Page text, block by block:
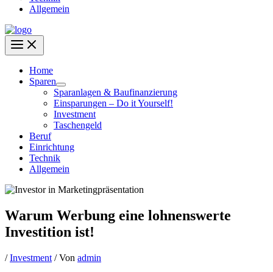
Allgemein
Home
Sparen
Sparanlagen & Baufinanzierung
Einsparungen – Do it Yourself!
Investment
Taschengeld
Beruf
Einrichtung
Technik
Allgemein
Warum Werbung eine lohnenswerte
Investition ist!
/Investment / Von admin